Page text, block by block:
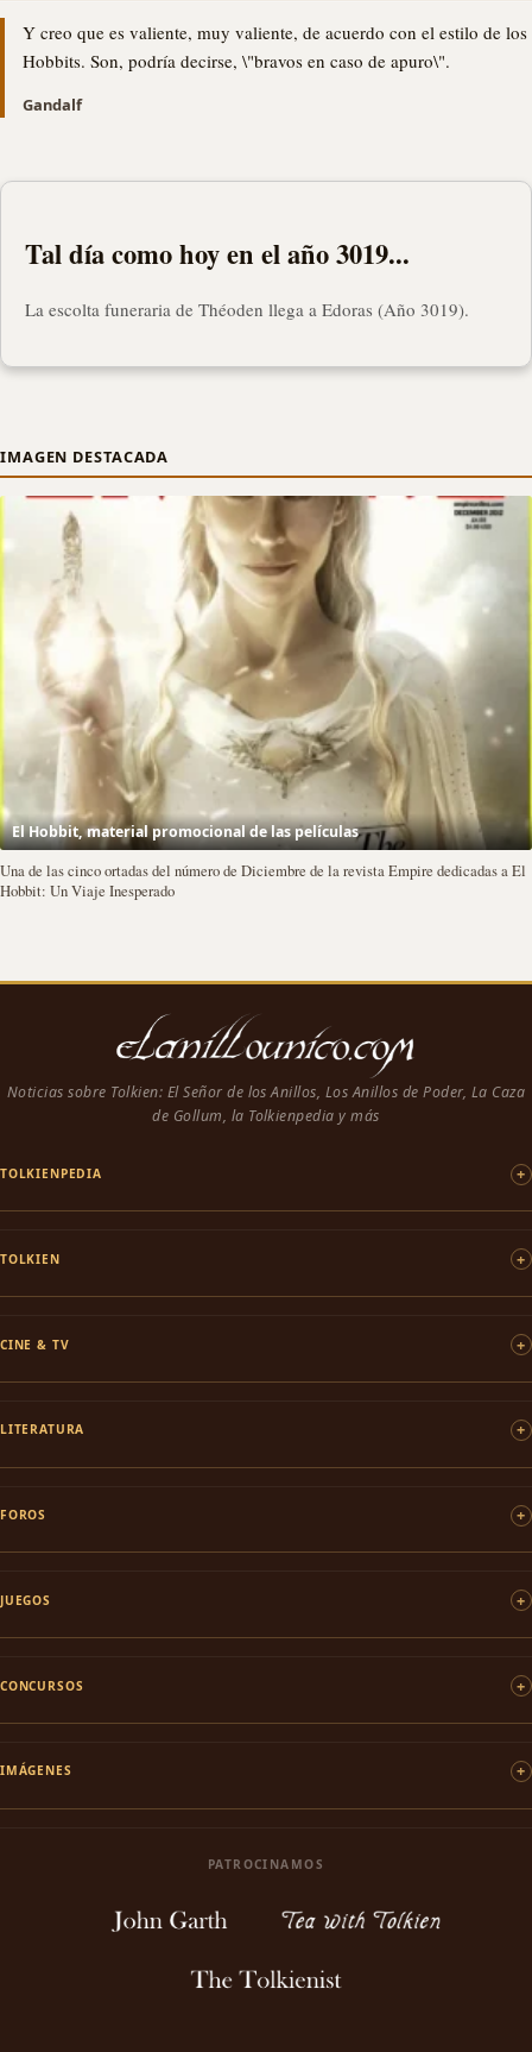
Y creo que es valiente, muy valiente, de acuerdo con el estilo de los
Hobbits. Son, podría decirse, \"bravos en caso de apuro\".
Gandalf
Tal día como hoy en el año 3019...
La escolta funeraria de Théoden llega a Edoras (Año 3019).
IMAGEN DESTACADA
El Hobbit, material promocional de las películas
Una de las cinco ortadas del número de Diciembre de la revista Empire dedicadas a El
Hobbit: Un Viaje Inesperado
Noticias sobre Tolkien: El Señor de los Anillos, Los Anillos de Poder, La Caza
de Gollum, la Tolkienpedia y más
TOLKIENPEDIA
TOLKIEN
CINE & TV
LITERATURA
FOROS
JUEGOS
CONCURSOS
IMÁGENES
PATROCINAMOS